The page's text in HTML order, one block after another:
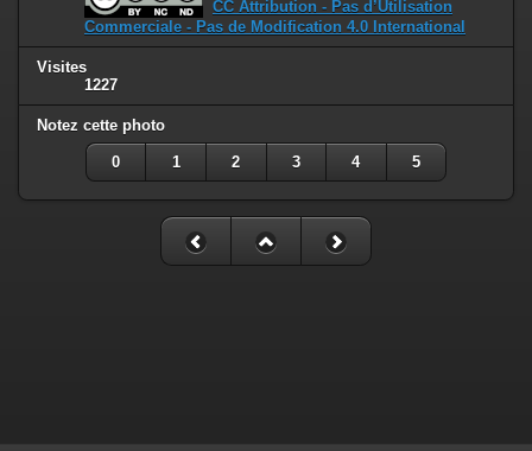
CC Attribution - Pas d’Utilisation
Commerciale - Pas de Modification 4.0 International
Visites
1227
Notez cette photo
0 1 2 3 4 5